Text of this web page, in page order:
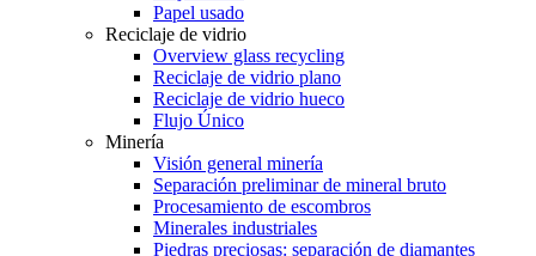
Papel usado
Reciclaje de vidrio
Overview glass recycling
Reciclaje de vidrio plano
Reciclaje de vidrio hueco
Flujo Único
Minería
Visión general minería
Separación preliminar de mineral bruto
Procesamiento de escombros
Minerales industriales
Piedras preciosas: separación de diamantes